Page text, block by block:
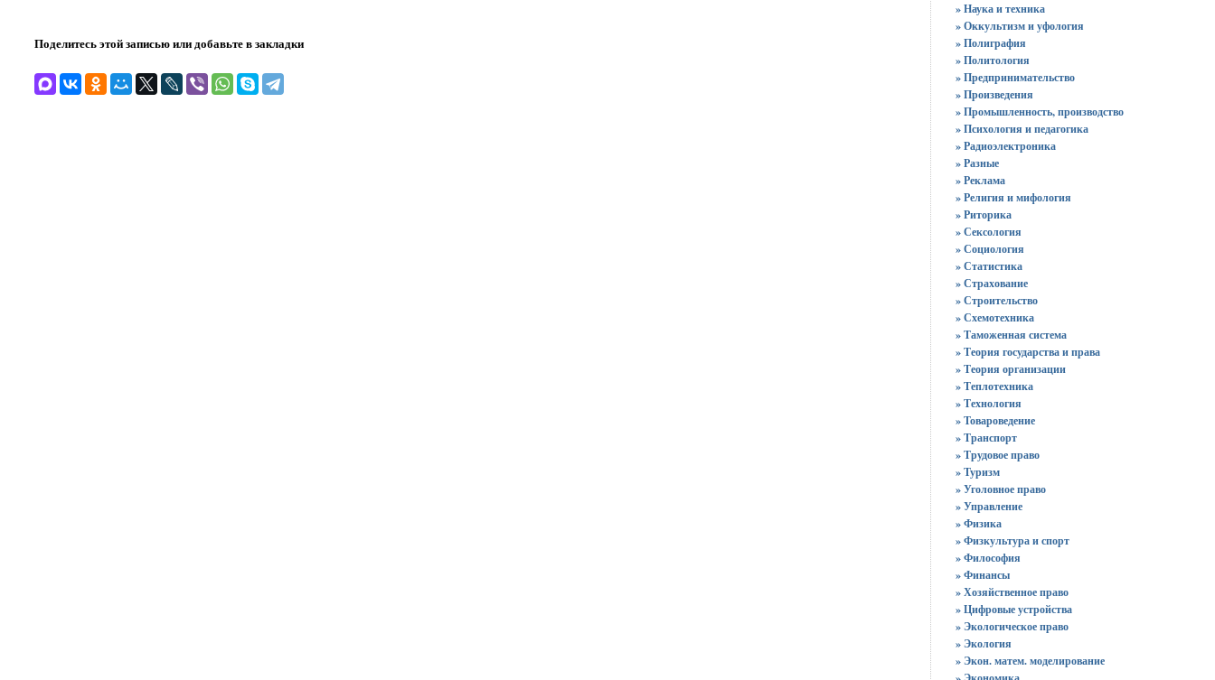
Поделитесь этой записью или добавьте в закладки
» Наука и техника
» Оккультизм и уфология
» Полиграфия
» Политология
» Предпринимательство
» Произведения
» Промышленность, производство
» Психология и педагогика
» Радиоэлектроника
» Разные
» Реклама
» Религия и мифология
» Риторика
» Сексология
» Социология
» Статистика
» Страхование
» Строительство
» Схемотехника
» Таможенная система
» Теория государства и права
» Теория организации
» Теплотехника
» Технология
» Товароведение
» Транспорт
» Трудовое право
» Туризм
» Уголовное право
» Управление
» Физика
» Физкультура и спорт
» Философия
» Финансы
» Хозяйственное право
» Цифровые устройства
» Экологическое право
» Экология
» Экон. матем. моделирование